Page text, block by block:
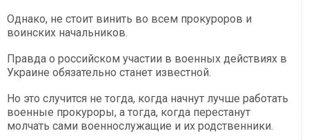
Однако, не стоит винить во всем прокуроров и
воинских начальников.
Правда о российском участии в военных действиях в
Украине обязательно станет известной.
Но это случится не тогда, когда начнут лучше работать
военные прокуроры, а тогда, когда перестанут
молчать сами военнослужащие и их родственники.